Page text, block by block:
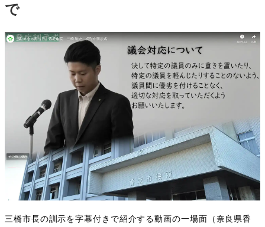
で
三橋市長の訓示を字幕付きで紹介する動画の一場面（奈良県香